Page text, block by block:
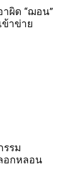
าผิด “ฌอน”
ข้าข่าย
รรม
อกหลอน